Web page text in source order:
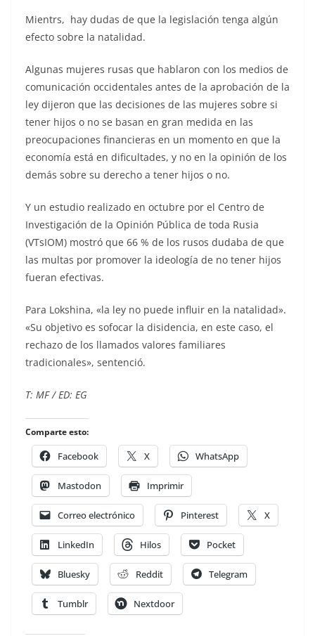
Mientrs, hay dudas de que la legislación tenga algún
efecto sobre la natalidad.
Algunas mujeres rusas que hablaron con los medios de
comunicación occidentales antes de la aprobación de la
ley dijeron que las decisiones de las mujeres sobre si
tener hijos o no se basan en gran medida en las
preocupaciones financieras en un momento en que la
economía está en dificultades, y no en la opinión de los
demás sobre su derecho a tener hijos o no.
Y un estudio realizado en octubre por el Centro de
Investigación de la Opinión Pública de toda Rusia
(VTsIOM) mostró que 66 % de los rusos dudaba de que
las multas por promover la ideología de no tener hijos
fueran efectivas.
Para Lokshina, «la ley no puede influir en la natalidad».
«Su objetivo es sofocar la disidencia, en este caso, el
rechazo de los llamados valores familiares
tradicionales», sentenció.
T: MF / ED: EG
Comparte esto:
Facebook X WhatsApp
Mastodon Imprimir
Correo electrónico Pinterest X
LinkedIn Hilos Pocket
Bluesky Reddit Telegram
Tumblr Nextdoor